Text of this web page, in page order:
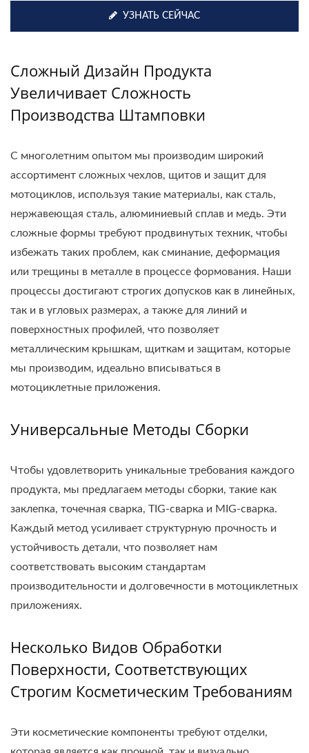
УЗНАТЬ СЕЙЧАС
Сложный Дизайн Продукта
Увеличивает Сложность
Производства Штамповки
С многолетним опытом мы производим широкий
ассортимент сложных чехлов, щитов и защит для
мотоциклов, используя такие материалы, как сталь,
нержавеющая сталь, алюминиевый сплав и медь. Эти
сложные формы требуют продвинутых техник, чтобы
избежать таких проблем, как сминание, деформация
или трещины в металле в процессе формования. Наши
процессы достигают строгих допусков как в линейных,
так и в угловых размерах, а также для линий и
поверхностных профилей, что позволяет
металлическим крышкам, щиткам и защитам, которые
мы производим, идеально вписываться в
мотоциклетные приложения.
Универсальные Методы Сборки
Чтобы удовлетворить уникальные требования каждого
продукта, мы предлагаем методы сборки, такие как
заклепка, точечная сварка, TIG-сварка и MIG-сварка.
Каждый метод усиливает структурную прочность и
устойчивость детали, что позволяет нам
соответствовать высоким стандартам
производительности и долговечности в мотоциклетных
приложениях.
Несколько Видов Обработки
Поверхности, Соответствующих
Строгим Косметическим Требованиям
Эти косметические компоненты требуют отделки,